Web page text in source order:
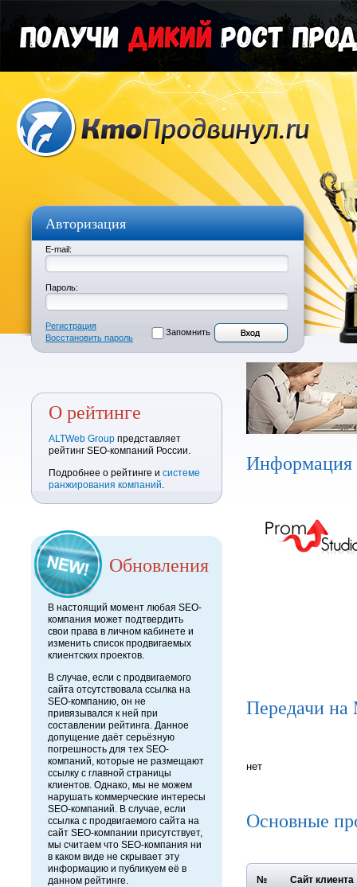
Авторизация
E-mail:
Пароль:
Регистрация
Восстановить пароль
Запомнить
О рейтинге
ALTWeb Group представляет
рейтинг SEO-компаний России.
Подробнее о рейтинге и системе
ранжирования компаний.
Обновления
В настоящий момент любая SEO-
компания может подтвердить
свои права в личном кабинете и
изменить список продвигаемых
клиентских проектов.
В случае, если с продвигаемого
сайта отсутствовала ссылка на
SEO-компанию, он не
привязывался к ней при
составлении рейтинга. Данное
допущение даёт серьёзную
погрешность для тех SEO-
компаний, которые не размещают
ссылку с главной страницы
клиентов. Однако, мы не можем
нарушать коммерческие интересы
SEO-компаний. В случае, если
ссылка с продвигаемого сайта на
сайт SEO-компании присутствует,
мы считаем что SEO-компания ни
в каком виде не скрывает эту
информацию и публикуем её в
данном рейтинге.
Информация
Передачи на
нет
Основные
№ Сайт клиента